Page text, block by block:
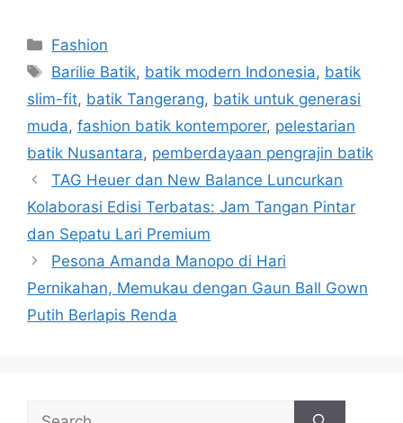
Categories
Fashion
Tags
Barilie Batik, batik modern Indonesia, batik
slim-fit, batik Tangerang, batik untuk generasi
muda, fashion batik kontemporer, pelestarian
batik Nusantara, pemberdayaan pengrajin batik
TAG Heuer dan New Balance Luncurkan
Kolaborasi Edisi Terbatas: Jam Tangan Pintar
dan Sepatu Lari Premium
Pesona Amanda Manopo di Hari
Pernikahan, Memukau dengan Gaun Ball Gown
Putih Berlapis Renda
Search